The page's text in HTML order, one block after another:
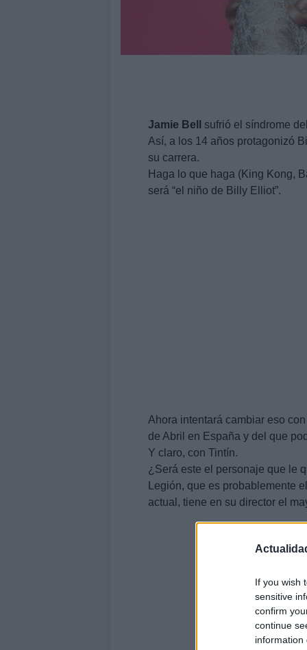
If you wish
sensitive
confirm
continue
information
Jamie Bell
sufrió el síndrome
Así, a los 14 años protagonizó
su carrera.
Haga lo que haga (King Kong,
será “el niño de Billy Elliot”.
Ahora intentará cambiar eso con
de Abril en España y del que
Y claro, con Tintín.
¿Será este el personaje que le
Legión, que es probablemente
actual, tiene en su director el